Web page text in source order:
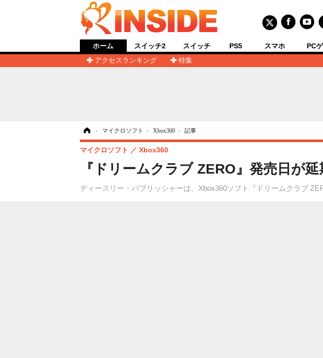
ホーム
アクセスランキング
特集
スイッチ2 スイッチ PS5 スマホ PC
› マイクロソフト › Xbox360 › 記事
『ドリームクラブ ZERO』発売日が延
ディースリー・パブリッシャーは、Xbox360ソフト『ドリームクラブ
マイクロソフト Xbox360